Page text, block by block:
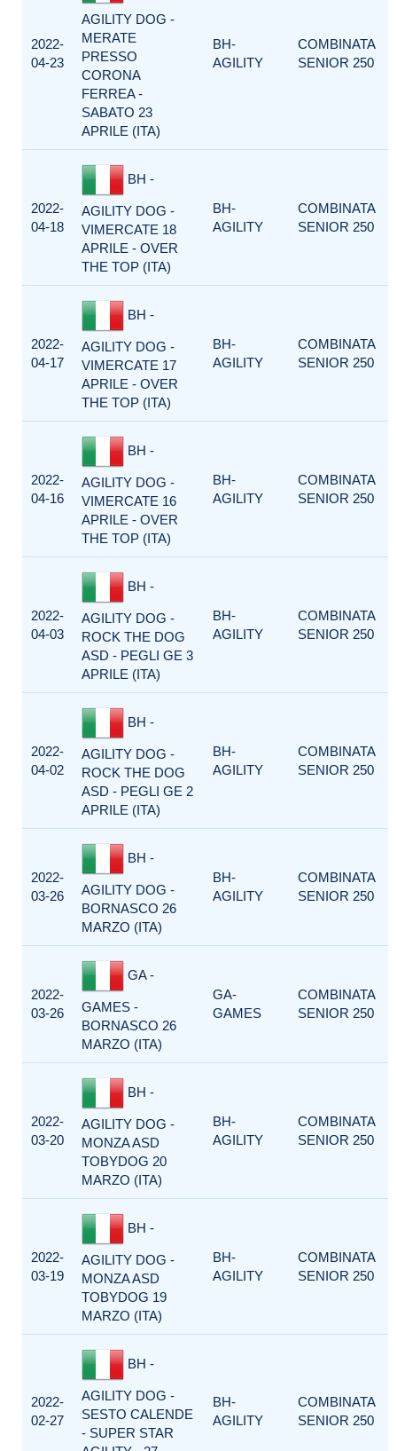
2022-
04-23
AGILITY DOG -
MERATE
PRESSO
CORONA
FERREA -
SABATO 23
APRILE (ITA)
BH-
AGILITY
COMBINATA
SENIOR 250
2022-
04-18
BH -
AGILITY DOG -
VIMERCATE 18
APRILE - OVER
THE TOP (ITA)
BH-
AGILITY
COMBINATA
SENIOR 250
2022-
04-17
BH -
AGILITY DOG -
VIMERCATE 17
APRILE - OVER
THE TOP (ITA)
BH-
AGILITY
COMBINATA
SENIOR 250
2022-
04-16
BH -
AGILITY DOG -
VIMERCATE 16
APRILE - OVER
THE TOP (ITA)
BH-
AGILITY
COMBINATA
SENIOR 250
2022-
04-03
BH -
AGILITY DOG -
ROCK THE DOG
ASD - PEGLI GE 3
APRILE (ITA)
BH-
AGILITY
COMBINATA
SENIOR 250
2022-
04-02
BH -
AGILITY DOG -
ROCK THE DOG
ASD - PEGLI GE 2
APRILE (ITA)
BH-
AGILITY
COMBINATA
SENIOR 250
2022-
03-26
BH -
AGILITY DOG -
BORNASCO 26
MARZO (ITA)
BH-
AGILITY
COMBINATA
SENIOR 250
2022-
03-26
GA -
GAMES -
BORNASCO 26
MARZO (ITA)
GA-
GAMES
COMBINATA
SENIOR 250
2022-
03-20
BH -
AGILITY DOG -
MONZA ASD
TOBYDOG 20
MARZO (ITA)
BH-
AGILITY
COMBINATA
SENIOR 250
2022-
03-19
BH -
AGILITY DOG -
MONZA ASD
TOBYDOG 19
MARZO (ITA)
BH-
AGILITY
COMBINATA
SENIOR 250
2022-
02-27
BH -
AGILITY DOG -
SESTO CALENDE
- SUPER STAR
BH-
AGILITY
COMBINATA
SENIOR 250